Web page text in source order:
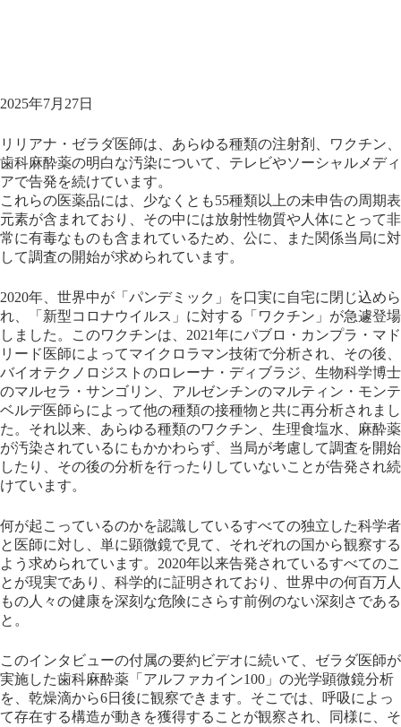
2025年7月27日
リリアナ・ゼラダ医師は、あらゆる種類の注射剤、ワクチン、
歯科麻酔薬の明白な汚染について、テレビやソーシャルメディ
アで告発を続けています。
これらの医薬品には、少なくとも55種類以上の未申告の周期表
元素が含まれており、その中には放射性物質や人体にとって非
常に有毒なものも含まれているため、公に、また関係当局に対
して調査の開始が求められています。
2020年、世界中が「パンデミック」を口実に自宅に閉じ込めら
れ、「新型コロナウイルス」に対する「ワクチン」が急遽登場
しました。このワクチンは、2021年にパブロ・カンプラ・マド
リード医師によってマイクロラマン技術で分析され、その後、
バイオテクノロジストのロレーナ・ディブラジ、生物科学博士
のマルセラ・サンゴリン、アルゼンチンのマルティン・モンテ
ベルデ医師らによって他の種類の接種物と共に再分析されまし
た。それ以来、あらゆる種類のワクチン、生理食塩水、麻酔薬
が汚染されているにもかかわらず、当局が考慮して調査を開始
したり、その後の分析を行ったりしていないことが告発され続
けています。
何が起こっているのかを認識しているすべての独立した科学者
と医師に対し、単に顕微鏡で見て、それぞれの国から観察する
よう求められています。2020年以来告発されているすべてのこ
とが現実であり、科学的に証明されており、世界中の何百万人
もの人々の健康を深刻な危険にさらす前例のない深刻さである
と。
このインタビューの付属の要約ビデオに続いて、ゼラダ医師が
実施した歯科麻酔薬「アルファカイン100」の光学顕微鏡分析
を、乾燥滴から6日後に観察できます。そこでは、呼吸によっ
て存在する構造が動きを獲得することが観察され、同様に、そ